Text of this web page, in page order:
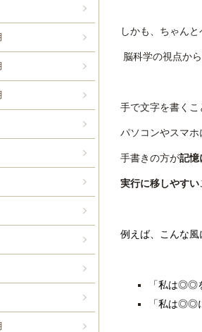
しかも、ちゃんと
脳科学の視点か
手で文字を書くこ
パソコンやスマホ
手書きの方が記憶
実行に移しやすい
例えば、こんな風
「私は◎◎
「私は◎◎